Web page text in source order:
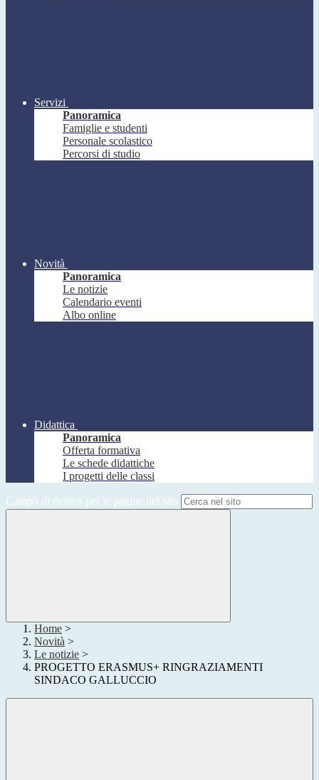
Servizi
Panoramica
Famiglie e studenti
Personale scolastico
Percorsi di studio
Novità
Panoramica
Le notizie
Calendario eventi
Albo online
Didattica
Panoramica
Offerta formativa
Le schede didattiche
I progetti delle classi
Campo di ricerca per le pagine del sito
Home >
Novità >
Le notizie >
PROGETTO ERASMUS+ RINGRAZIAMENTI
SINDACO GALLUCCIO